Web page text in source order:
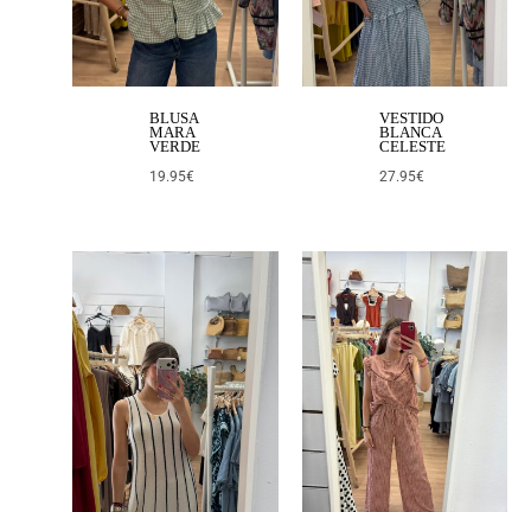
BLUSA
MARA
VERDE
19.95€
VESTIDO
BLANCA
CELESTE
27.95€